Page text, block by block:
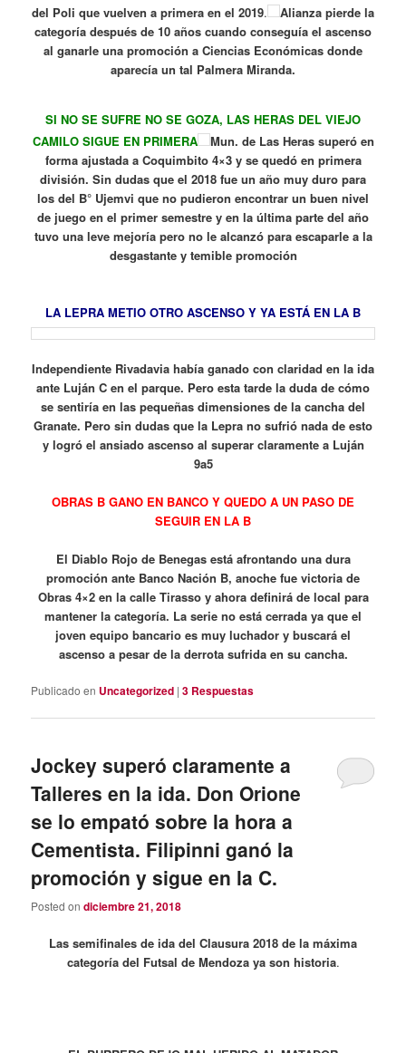
del Poli que vuelven a primera en el 2019.
Alianza pierde la
categoría después de 10 años cuando conseguía el ascenso
al ganarle una promoción a Ciencias Económicas donde
aparecía un tal Palmera Miranda.
SI NO SE SUFRE NO SE GOZA, LAS HERAS DEL VIEJO
CAMILO SIGUE EN PRIMERA
Mun. de Las Heras superó en
forma ajustada a Coquimbito 4×3 y se quedó en primera
división. Sin dudas que el 2018 fue un año muy duro para
los del B° Ujemvi que no pudieron encontrar un buen nivel
de juego en el primer semestre y en la última parte del año
tuvo una leve mejoría pero no le alcanzó para escaparle a la
desgastante y temible promoción
LA LEPRA METIO OTRO ASCENSO Y YA ESTÁ EN LA B
Independiente Rivadavia había ganado con claridad en la ida
ante Luján C en el parque. Pero esta tarde la duda de cómo
se sentiría en las pequeñas dimensiones de la cancha del
Granate. Pero sin dudas que la Lepra no sufrió nada de esto
y logró el ansiado ascenso al superar claramente a Luján
9a5
OBRAS B GANO EN BANCO Y QUEDO A UN PASO DE
SEGUIR EN LA B
El Diablo Rojo de Benegas está afrontando una dura
promoción ante Banco Nación B, anoche fue victoria de
Obras 4×2 en la calle Tirasso y ahora definirá de local para
mantener la categoría. La serie no está cerrada ya que el
joven equipo bancario es muy luchador y buscará el
ascenso a pesar de la derrota sufrida en su cancha.
Publicado en Uncategorized |3 Respuestas
Jockey superó claramente a
Talleres en la ida. Don Orione
se lo empató sobre la hora a
Cementista. Filipinni ganó la
promoción y sigue en la C.
Posted ondiciembre 21, 2018
Las semifinales de ida del Clausura 2018 de la máxima
categoría del Futsal de Mendoza ya son historia.